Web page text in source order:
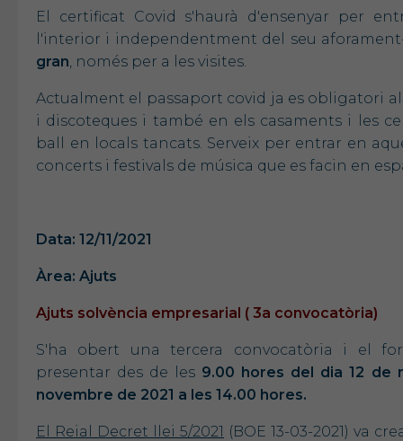
El certificat Covid s'haurà d'ensenyar per
l'interior i independentment del seu
gran , només per a les visites.
Actualment el passaport covid ja es obligatori
i discoteques i també en els casaments i les
ball en locals tancats. Serveix per entrar en
concerts i festivals de música que es facin en
Data: 12/11/2021
Àrea: Ajuts
Ajuts solvència empresarial ( 3a convocatòria)
S'ha obert una tercera convocatòria i el
presentar des de les 9.00 hores del dia 12 de
novembre de 2021 a les 14.00 hores.
El Reial Decret llei 5/2021 (BOE 13-03-2021) va